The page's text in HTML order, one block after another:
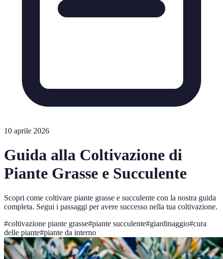
10 aprile 2026
Guida alla Coltivazione di
Piante Grasse e Succulente
Scopri come coltivare piante grasse e succulente con la nostra guida
completa. Segui i passaggi per avere successo nella tua coltivazione.
#coltivazione piante grasse#piante succulente#giardinaggio#cura
delle piante#piante da interno